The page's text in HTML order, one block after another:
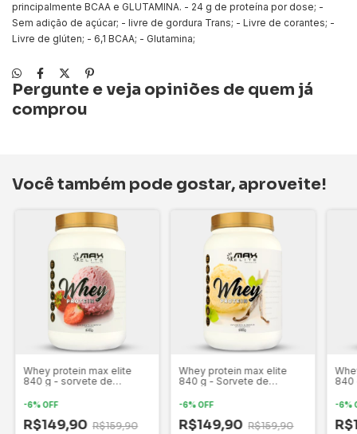
principalmente BCAA e GLUTAMINA. - 24 g de proteína por dose; -
Sem adição de açúcar; - livre de gordura Trans; - Livre de corantes; -
Livre de glúten; - 6,1 BCAA; - Glutamina;
Pergunte e veja opiniões de quem já
comprou
Você também pode gostar, aproveite!
Whey protein max elite
840 g - sorvete de
-6%OFF
R$149,90 R$159,90
Whey protein max elite
840 g - Sorvete de
-6%OFF
R$149,90 R$159,90
840
-6%